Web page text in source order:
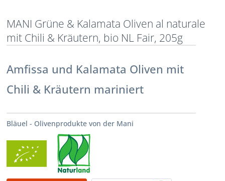
MANI Grüne & Kalamata Oliven al naturale
mit Chili & Kräutern, bio NL Fair, 205g
Amfissa und Kalamata Oliven mit
Chili & Kräutern mariniert
Bläuel - Olivenprodukte von der Mani